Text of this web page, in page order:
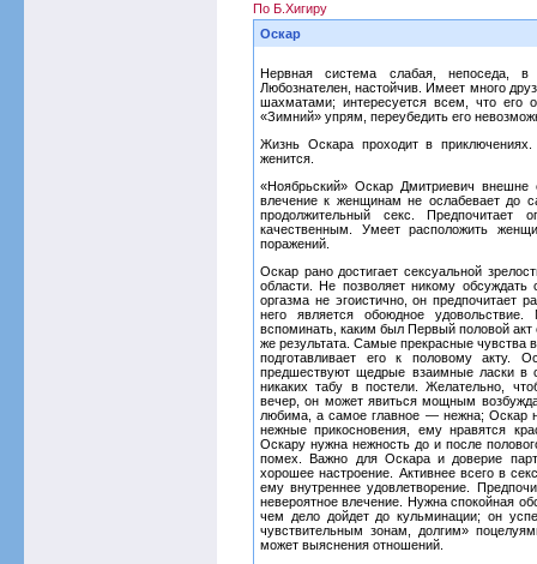
По Б.Хигиру
Оскар
Нервная система слабая, непоседа,
Любознателен, настойчив. Имеет много
шахматами; интересуется всем, что его
«Зимний» упрям, переубедить его
Жизнь Оскара проходит в
женится.
«Ноябрьский» Оскар Дмитриевич внешне
влечение к женщинам не ослабевает до
продолжительный секс.
качественным. Умеет расположить
поражений.
Оскар рано достигает сексуальной
области. Не позволяет никому
оргазма не эгоистично, он предпочитает
него является обоюдное
вспоминать, каким был Первый половой акт
же результата. Самые прекрасные чувства
подготавливает его к половому акту.
предшествуют щедрые взаимные ласки
никаких табу в постели. Желательно,
вечер, он может явиться мощным
любима, а самое главное — нежна; Оскар
нежные прикосновения, ему нравятся
Оскару нужна нежность до и после
помех. Важно для Оскара и доверие
хорошее настроение. Активнее всего в
ему внутреннее удовлетворение.
невероятное влечение. Нужна спокойная
чем дело дойдет до кульминации; он
чувствительным зонам, долгим»
может выяснения отношений.